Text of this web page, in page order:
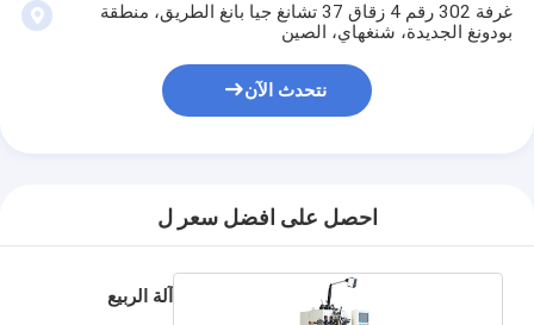
غرفة 302 رقم 4 زقاق 37 تشانغ جيا بانغ الطريق، منطقة
بودونغ الجديدة، شنغهاي، الصين
نتحدث الآن
احصل على افضل سعر ل
آلة الربيع